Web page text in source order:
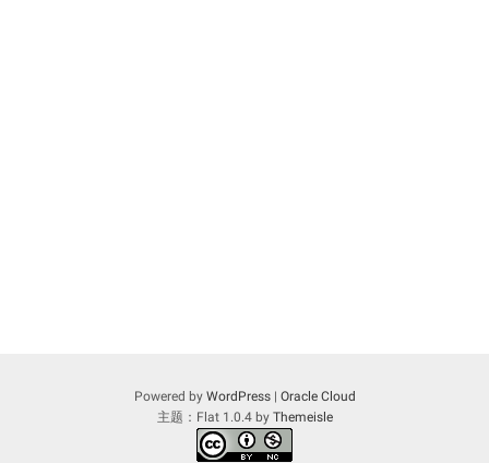
Powered by WordPress| Oracle Cloud
主题：Flat 1.0.4 by Themeisle